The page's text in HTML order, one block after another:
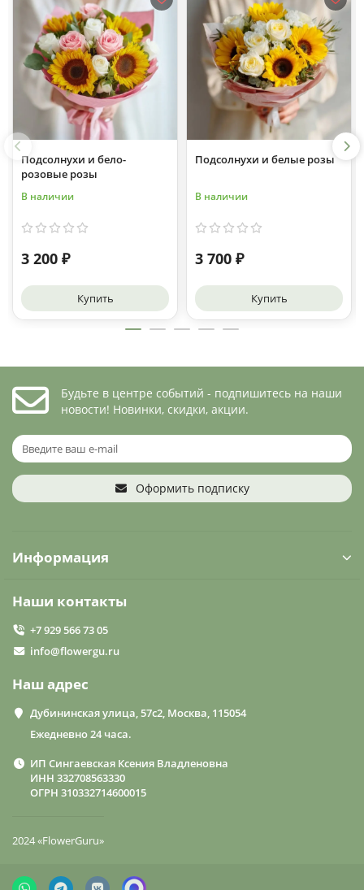
Подсолнухи и бело-
розовые розы
В наличии
3 200 ₽
Купить
Подсолнухи и белые розы
В наличии
3 700 ₽
Купить
Будьте в центре событий - подпишитесь на наши
новости! Новинки, скидки, акции.
Оформить подписку
Информация
Наши контакты
+7 929 566 73 05
info@flowergu.ru
Наш адрес
Дубининская улица, 57с2, Москва, 115054
Ежедневно 24 часа.
ИП Сингаевская Ксения Владленовна
ИНН 332708563330
ОГРН 310332714600015
2024 «FlowerGuru»